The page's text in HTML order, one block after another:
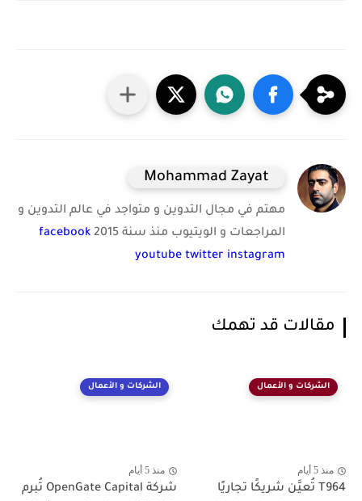
Mohammad Zayat
مهتم في مجال التدوين و متواجد في عالم التدوين و
المراجعات و الويتيوب منذ سنة 2015
facebook
youtube twitter instagram
مقالات قد تهمك
الشركات و الأعمال
منذ 5 أيام
T964 تُعيَّن شريكًا تجاريًا
الشركات و الأعمال
منذ 5 أيام
شركة OpenGate Capital تُبرم